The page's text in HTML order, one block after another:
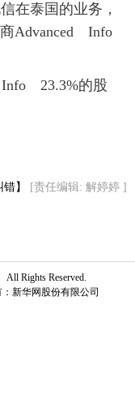
无人机
在泰国的业务，
商Advanced Info
23.3%的股
错】 [责任编辑: 解婷婷 ]
Rights Reserved.
新华网股份有限公司